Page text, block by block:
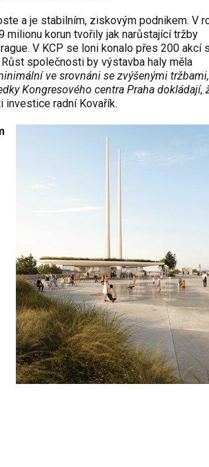
a je stabilním, ziskovým podnikem. V
milionu korun tvořily jak narůstající tržby
V KCP se loni konalo přes 200 akcí s
společnosti by výstavba haly měla
ve srovnáni se zvýšenými tržbami,
Kongresového centra Praha dokládají,
investice radní Kovařík.